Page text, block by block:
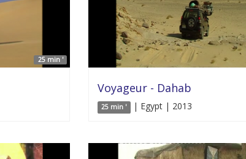
25 min '
Voyageur - Dahab
25 min ' | Egypt | 2013